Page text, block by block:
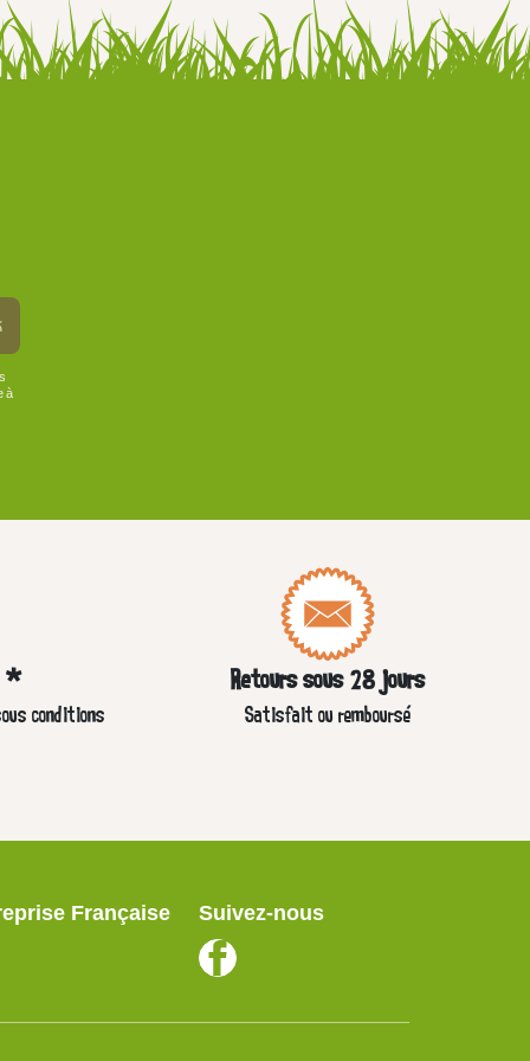
à
*
conditions
Retours sous 28 jours
Satisfait ou remboursé
Française Suivez-nous